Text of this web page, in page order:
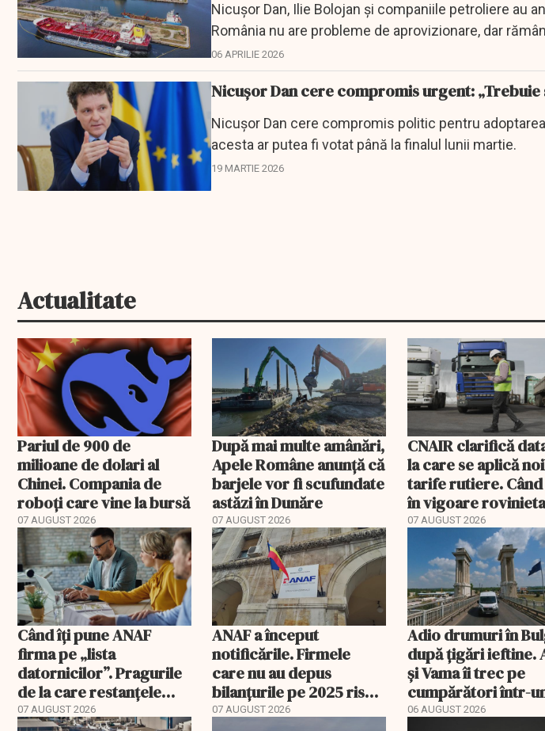
Nicușor Dan, Ilie Bolojan și companiile petroliere au
România nu are probleme de aprovizionare, dar
06 APRILIE 2026
Nicușor Dan cere compromis urgent: „Trebuie
Nicușor Dan cere compromis politic pentru
acesta ar putea fi votat până la finalul lunii martie.
19 MARTIE 2026
Actualitate
Pariul de 900 de
milioane de dolari al
Chinei. Compania de
roboți care vine la bursă
07 AUGUST 2026
După mai multe amânări,
Apele Române anunță că
barjele vor fi scufundate
astăzi în Dunăre
07 AUGUST 2026
CNAIR clarifică
la care se aplică
tarife rutiere.
în vigoare
TollRo
07 AUGUST 2026
Când îți pune ANAF
firma pe „lista
datornicilor”. Pragurile
de la care restanțele
devin publice
07 AUGUST 2026
ANAF a început
notificările. Firmele
care nu au depus
bilanțurile pe 2025 riscă
să ajungă inactive fiscal
07 AUGUST 2026
Adio drumuri în
după țigări ieftine.
și Vama îi trec pe
cumpărători într-
registru electronic
06 AUGUST 2026